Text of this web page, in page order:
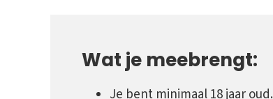
Wat je meebrengt:
Je bent minimaal 18 jaar oud.